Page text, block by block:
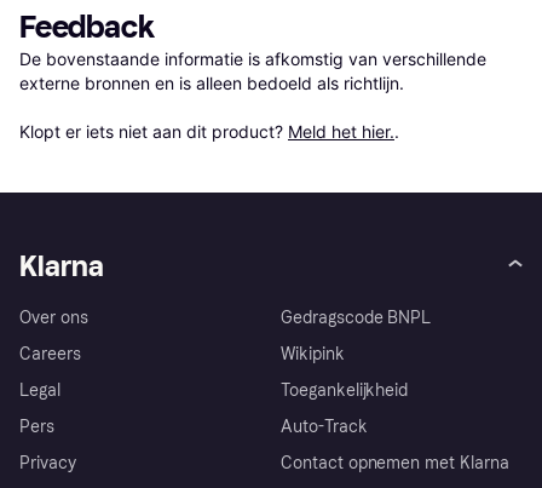
Feedback
De bovenstaande informatie is afkomstig van verschillende
externe bronnen en is alleen bedoeld als richtlijn.
Klopt er iets niet aan dit product? Meld het hier..
Klarna
Over ons
Careers
Legal
Pers
Privacy
Gedragscode BNPL
Wikipink
Toegankelijkheid
Auto-Track
Contact opnemen met Klarna